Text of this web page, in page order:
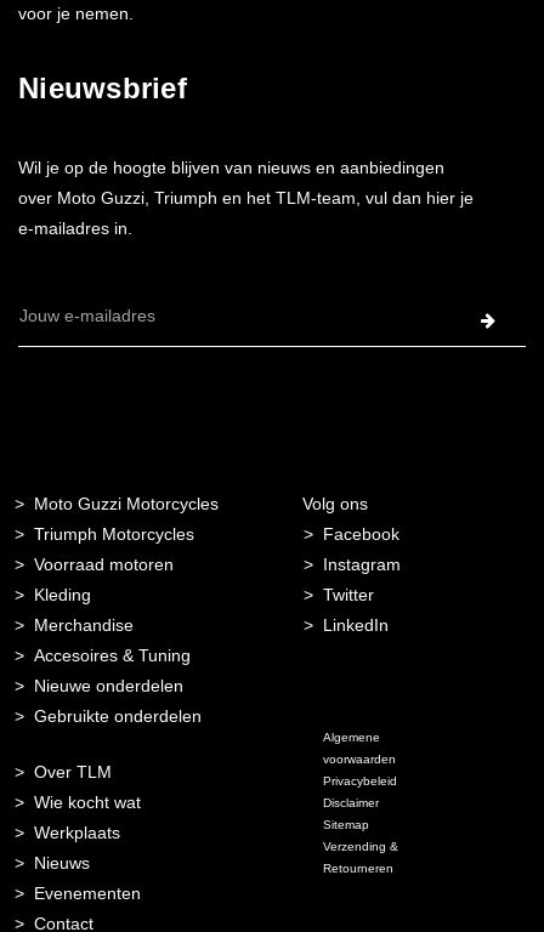
voor je nemen.
Nieuwsbrief
Wil je op de hoogte blijven van nieuws en aanbiedingen
over Moto Guzzi, Triumph en het TLM-team, vul dan hier je
e-mailadres in.
E-
Moto Guzzi Motorcycles
Triumph Motorcycles
Voorraad motoren
Kleding
Merchandise
Accesoires & Tuning
Nieuwe onderdelen
Gebruikte onderdelen
Over TLM
Wie kocht wat
Werkplaats
Nieuws
Evenementen
Contact
Volg ons
Facebook
Instagram
Twitter
LinkedIn
Algemene
voorwaarden
Privacybeleid
Disclaimer
Sitemap
Verzending &
Retourneren